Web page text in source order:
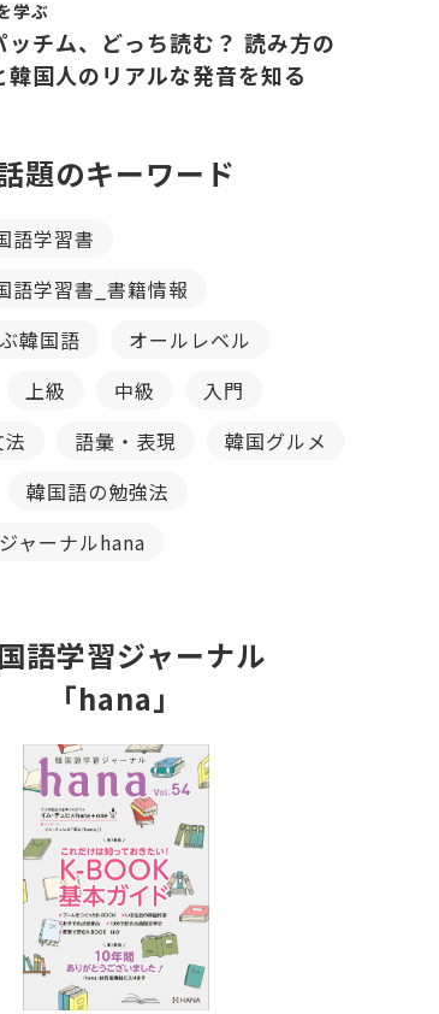
学ぶ
ッチム、どっち読む？ 読み方の
韓国人のリアルな発音を知る
題のキーワード
語学習書
語学習書_書籍情報
韓国語
オールレベル
上級 中級
入門
語彙・表現
韓国グルメ
韓国語の勉強法
ャーナルhana
語学習ジャーナル
「hana」